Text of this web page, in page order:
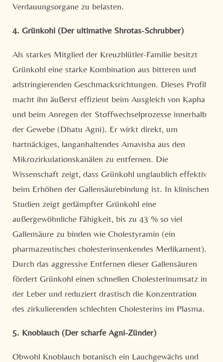
Verdauungsorgane zu belasten.
4. Grünkohl (Der ultimative Shrotas-Schrubber)
Als starkes Mitglied der Kreuzblütler-Familie besitzt
Grünkohl eine starke Kombination aus bitteren und
adstringierenden Geschmacksrichtungen. Dieses Profil
macht ihn äußerst effizient beim Ausgleich von Kapha
und beim Anregen der Stoffwechselprozesse innerhalb
der Gewebe (Dhatu Agni). Er wirkt direkt, um
hartnäckiges, langanhaltendes Amavisha aus den
Mikrozirkulationskanälen zu entfernen. Die
Wissenschaft zeigt, dass Grünkohl unglaublich effektiv
beim Erhöhen der Gallensäurebindung ist. In klinischen
Studien zeigt gedämpfter Grünkohl eine
außergewöhnliche Fähigkeit, bis zu 43 % so viel
Gallensäure zu binden wie Cholestyramin (ein
pharmazeutisches cholesterinsenkendes Medikament).
Durch das aggressive Entfernen dieser Gallensäuren
fördert Grünkohl einen schnellen Cholesterinumsatz in
der Leber und reduziert drastisch die Konzentration
des zirkulierenden schlechten Cholesterins im Plasma.
5. Knoblauch (Der scharfe Agni-Zünder)
Obwohl Knoblauch botanisch ein Lauchgewächs und
Newsletteranmeldung
Anrede